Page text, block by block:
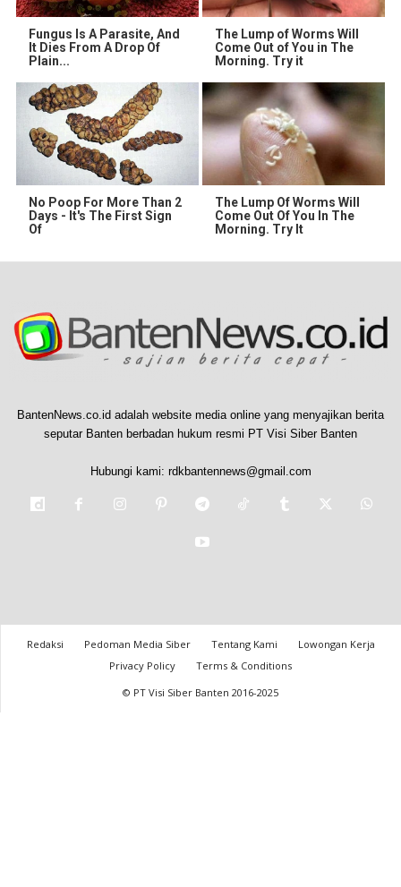
Fungus Is A Parasite, And
It Dies From A Drop Of
Plain...
The Lump of Worms Will
Come Out of You in The
Morning. Try it
No Poop For More Than 2
Days - It's The First Sign
Of
The Lump Of Worms Will
Come Out Of You In The
Morning. Try It
BantenNews.co.id adalah website media online yang menyajikan berita
seputar Banten berbadan hukum resmi PT Visi Siber Banten
Hubungi kami: rdkbantennews@gmail.com
Redaksi Pedoman Media Siber Tentang Kami
Lowongan Kerja
Privacy Policy
Terms & Conditions
© PT Visi Siber Banten 2016-2025